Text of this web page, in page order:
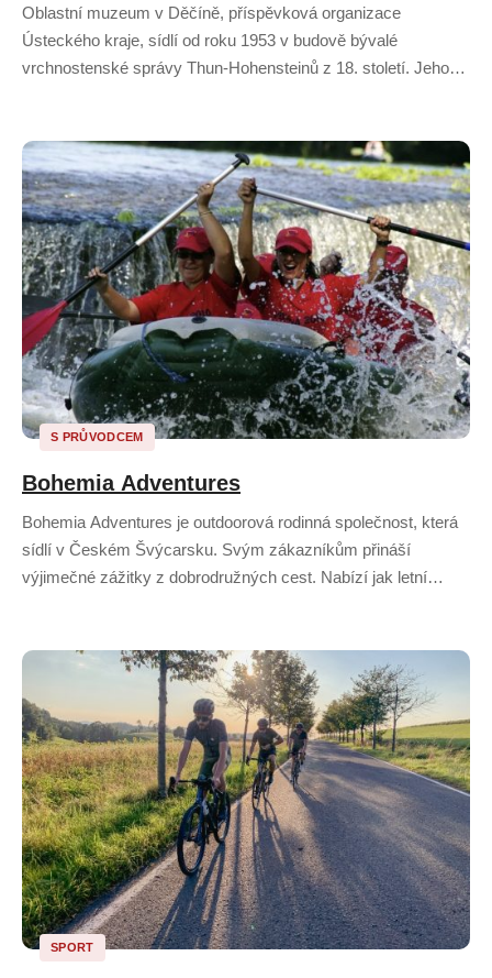
Oblastní muzeum v Děčíně, příspěvková organizace
Ústeckého kraje, sídlí od roku 1953 v budově bývalé
vrchnostenské správy Thun-Hohensteinů z 18. století. Jeho…
S PRŮVODCEM
Bohemia Adventures
Bohemia Adventures je outdoorová rodinná společnost, která
sídlí v Českém Švýcarsku. Svým zákazníkům přináší
výjimečné zážitky z dobrodružných cest. Nabízí jak letní…
SPORT